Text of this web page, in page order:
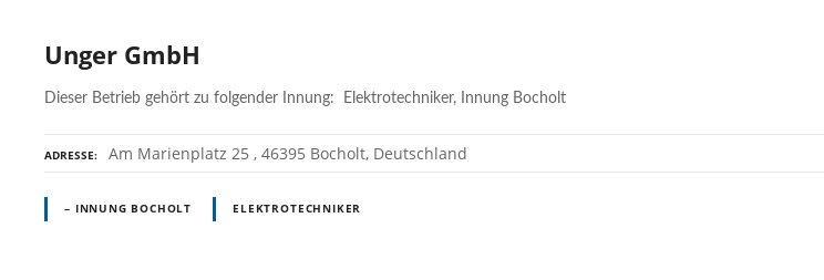
Unger GmbH
Dieser Betrieb gehört zu folgender Innung: Elektrotechniker, Innung Bocholt
ADRESSE Am Marienplatz 25 , 46395 Bocholt, Deutschland
– INNUNG BOCHOLT ELEKTROTECHNIKER